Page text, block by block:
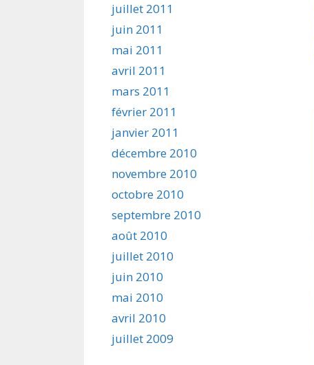
juillet 2011
juin 2011
mai 2011
avril 2011
mars 2011
février 2011
janvier 2011
décembre 2010
novembre 2010
octobre 2010
septembre 2010
août 2010
juillet 2010
juin 2010
mai 2010
avril 2010
juillet 2009